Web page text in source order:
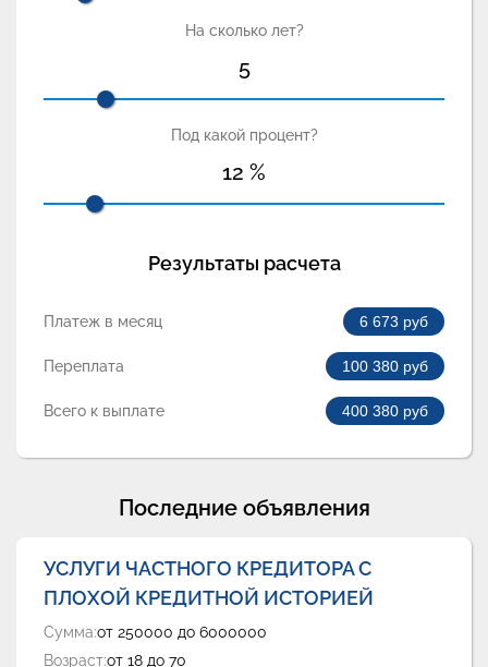
На сколько лет?
5
Под какой процент?
12 %
Результаты расчета
Платеж в месяц 6 673 руб
Переплата 100 380 руб
Всего к выплате 400 380 руб
Последние объявления
УСЛУГИ ЧАСТНОГО КРЕДИТОРА С
ПЛОХОЙ КРЕДИТНОЙ ИСТОРИЕЙ
Сумма:от 250000 до 6000000
Возраст:от 18 до 70